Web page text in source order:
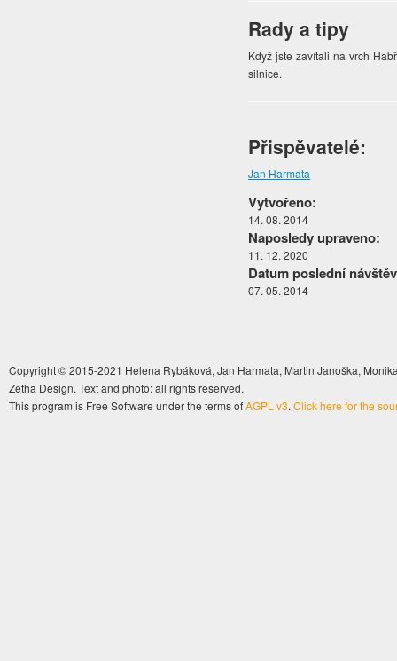
Rady a tipy
Když jste zavítali na vrch
silnice.
Přispěvatelé:
Jan Harmata
Vytvořeno:
14. 08. 2014
Naposledy upraveno:
11. 12. 2020
Datum poslední
07. 05. 2014
Copyright © 2015-2021 Helena Rybáková, Jan Harmata, Martin Janoška,
Zetha Design. Text and photo: all rights reserved.
This program is Free Software under the terms ofAGPL v3. Click here for the